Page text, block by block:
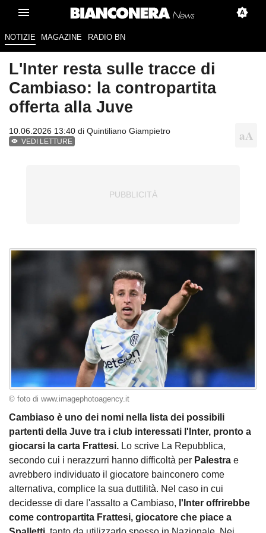
NOTIZIE MAGAZINE RADIO BN
L'Inter resta sulle tracce di
Cambiaso: la contropartita
offerta alla Juve
10.06.2026 13:40 di Quintiliano Giampietro
VEDI LETTURE
© foto di www.imagephotoagency.it
Cambiaso è uno dei nomi nella lista dei possibili
partenti della Juve tra i club interessati l'Inter, pronto a
giocarsi la carta Frattesi. Lo scrive La Repubblica,
secondo cui i nerazzurri hanno difficoltà per Palestra e
avrebbero individuato il giocatore bainconero come
alternativa, complice la sua duttilità. Nel caso in cui
decidesse di dare l'assalto a Cambiaso, l'Inter offrirebbe
come contropartita Frattesi, giocatore che piace a